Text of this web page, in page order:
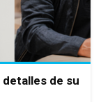
de su